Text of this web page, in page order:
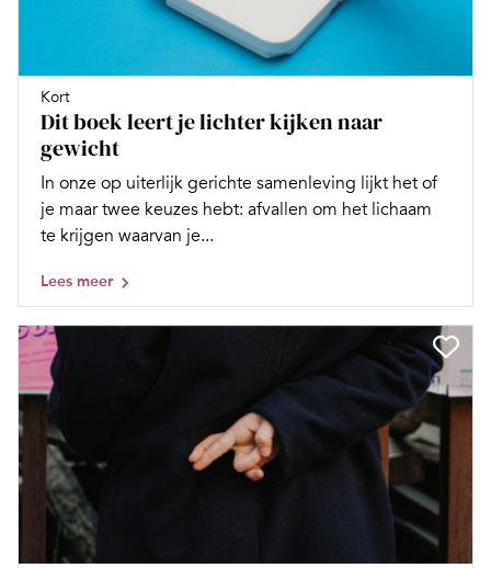
Kort
Dit boek leert je lichter kijken naar
gewicht
In onze op uiterlijk gerichte samenleving lijkt het of
je maar twee keuzes hebt: afvallen om het lichaam
te krijgen waarvan je...
Lees meer